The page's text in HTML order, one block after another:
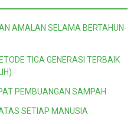
AMALAN SELAMA BERTAHUN-
TIGA GENERASI TERBAIK
PEMBUANGAN SAMPAH
SETIAP MANUSIA